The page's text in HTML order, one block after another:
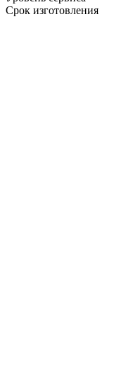
Срок изготовления